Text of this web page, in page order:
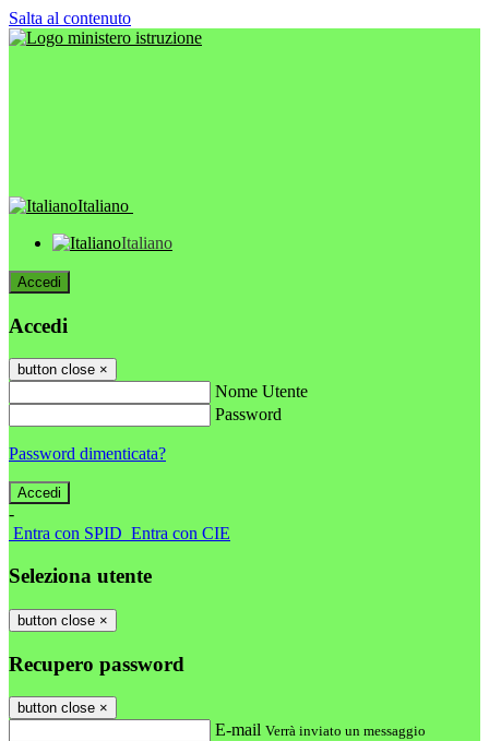
Salta al contenuto
Italiano
Italiano
Accedi
Accedi
button close ×
Nome Utente
Password
Password dimenticata?
-
Entra con SPID Entra con CIE
Seleziona utente
button close ×
Recupero password
button close ×
E-mail Verrà inviato un messaggio